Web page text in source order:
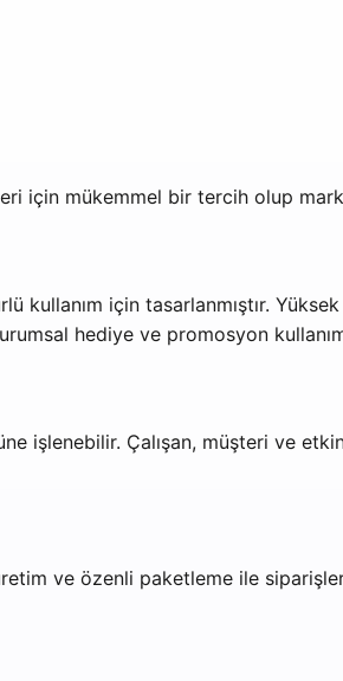
için mükemmel bir tercih olup
kullanım için tasarlanmıştır.
hediye ve promosyon
işlenebilir. Çalışan, müşteri ve
ve özenli paketleme ile